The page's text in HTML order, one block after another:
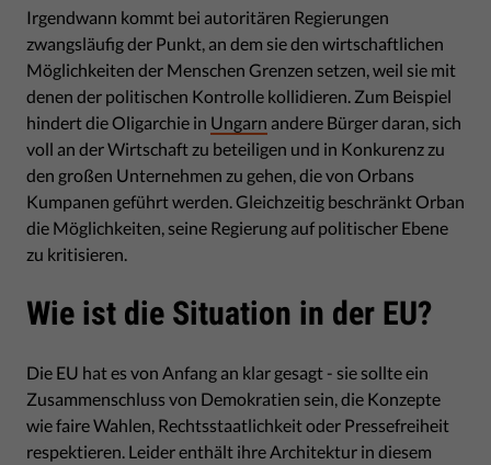
Irgendwann kommt bei autoritären Regierungen
zwangsläufig der Punkt, an dem sie den wirtschaftlichen
Möglichkeiten der Menschen Grenzen setzen, weil sie mit
denen der politischen Kontrolle kollidieren. Zum Beispiel
hindert die Oligarchie in Ungarn andere Bürger daran, sich
voll an der Wirtschaft zu beteiligen und in Konkurenz zu
den großen Unternehmen zu gehen, die von Orbans
Kumpanen geführt werden. Gleichzeitig beschränkt Orban
die Möglichkeiten, seine Regierung auf politischer Ebene
zu kritisieren.
Wie ist die Situation in der EU?
Die EU hat es von Anfang an klar gesagt - sie sollte ein
Zusammenschluss von Demokratien sein, die Konzepte
wie faire Wahlen, Rechtsstaatlichkeit oder Pressefreiheit
respektieren. Leider enthält ihre Architektur in diesem